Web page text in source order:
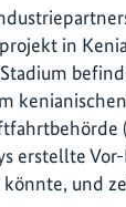
in
erstellte
und